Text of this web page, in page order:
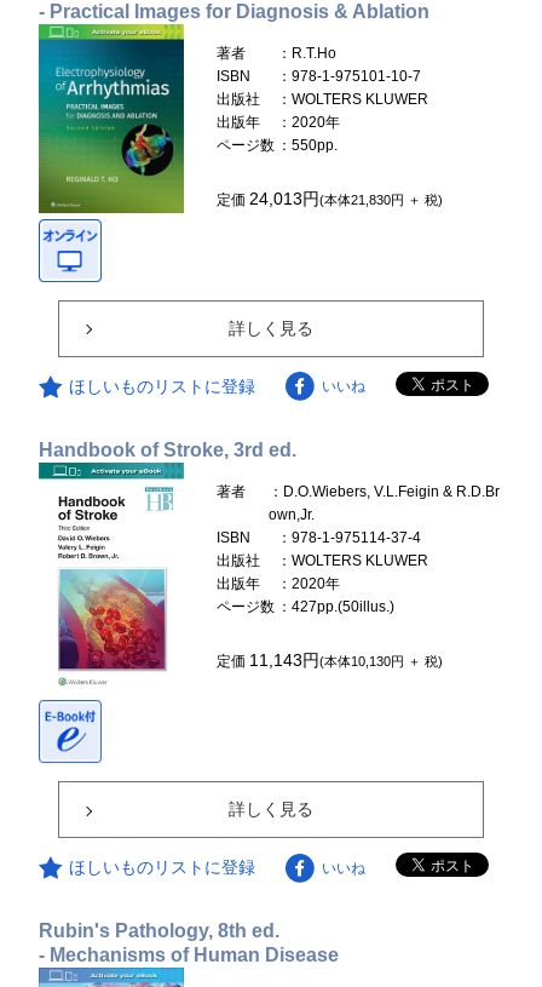
- Practical Images for Diagnosis & Ablation
著者
：R.T.Ho
ISBN
：978-1-975101-10-7
出版社
：WOLTERS KLUWER
出版年
：2020年
ページ数 ：550pp.
定価24,013円(本体21,830円 ＋ 税)
詳しく見る
ほしいものリストに登録 いいね
Handbook of Stroke, 3rd ed.
著者
：D.O.Wiebers, V.L.Feigin & R.D.Br
own,Jr.
ISBN
：978-1-975114-37-4
出版社
：WOLTERS KLUWER
出版年
：2020年
ページ数 ：427pp.(50illus.)
定価 11,143円(本体10,130円 ＋ 税)
詳しく見る
ほしいものリストに登録 いいね
Rubin's Pathology, 8th ed.
- Mechanisms of Human Disease